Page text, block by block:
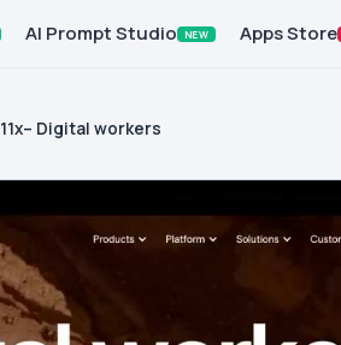
AI Prompt Studio NEW Apps Store
11x– Digital workers